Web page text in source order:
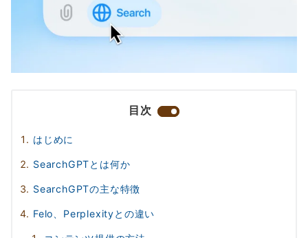
目次
はじめに
SearchGPTとは何か
SearchGPTの主な特徴
Felo、Perplexityとの違い